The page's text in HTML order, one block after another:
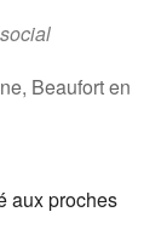
Beaufort en
aux proches